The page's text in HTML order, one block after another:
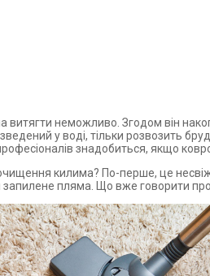
витягти неможливо. Згодом він
у воді, тільки розвозить
знадобиться, якщо
килима? По-перше, це
пляма. Що вже говорити